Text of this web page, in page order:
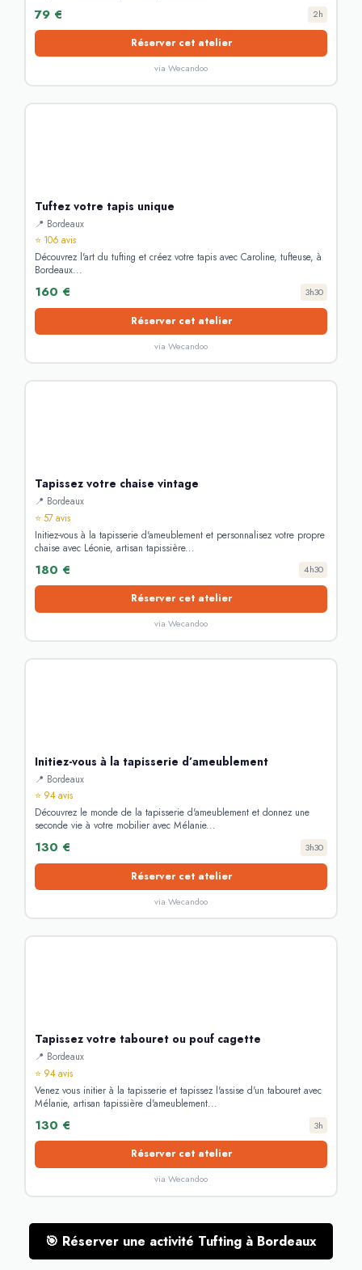
79 € 2h
Réserver cet atelier
via Wecandoo
Tuftez votre tapis unique
📍 Bordeaux
⭐ 106 avis
Découvrez l'art du tufting et créez votre tapis avec Caroline, tufteuse, à
Bordeaux...
160 € 3h30
Réserver cet atelier
via Wecandoo
Tapissez votre chaise vintage
📍 Bordeaux
⭐ 57 avis
Initiez-vous à la tapisserie d'ameublement et personnalisez votre propre
chaise avec Léonie, artisan tapissière...
180 € 4h30
Réserver cet atelier
via Wecandoo
Initiez-vous à la tapisserie d’ameublement
📍 Bordeaux
⭐ 94 avis
Découvrez le monde de la tapisserie d'ameublement et donnez une
seconde vie à votre mobilier avec Mélanie...
130 € 3h30
Réserver cet atelier
via Wecandoo
Tapissez votre tabouret ou pouf cagette
📍 Bordeaux
⭐ 94 avis
Venez vous initier à la tapisserie et tapissez l'assise d'un tabouret avec
Mélanie, artisan tapissière d'ameublement...
130 € 3h
Réserver cet atelier
via Wecandoo
🎯 Réserver une activité Tufting à Bordeaux